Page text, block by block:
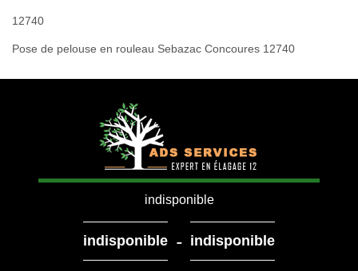
12740
Pose de pelouse en rouleau Sebazac Concoures 12740
indisponible
indisponible - indisponible